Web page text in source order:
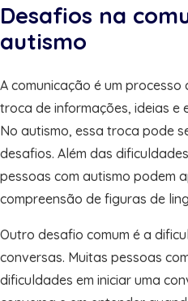
Desafios na
autismo
A comunicação é um
troca de informações, ideias e
No autismo, essa troca pode
desafios. Além das
pessoas com autismo podem
compreensão de figuras de
Outro desafio comum é a
conversas. Muitas pessoas
dificuldades em iniciar uma